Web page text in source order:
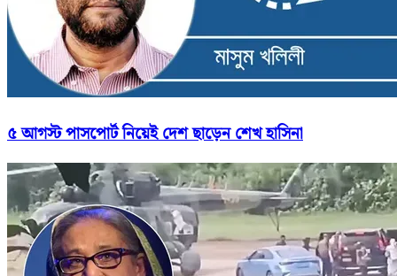
৫ আগস্ট পাসপোর্ট নিয়েই দেশ ছাড়েন শেখ হাসিনা